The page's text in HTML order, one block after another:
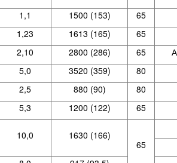
1,1 1500 (153) 65
1,23 1613 (165) 65
2,10 2800 (286) 65
5,0 3520 (359) 80
2,5
880 (90) 80
5,3 1200 (122) 65
10,0
1630 (166)
65